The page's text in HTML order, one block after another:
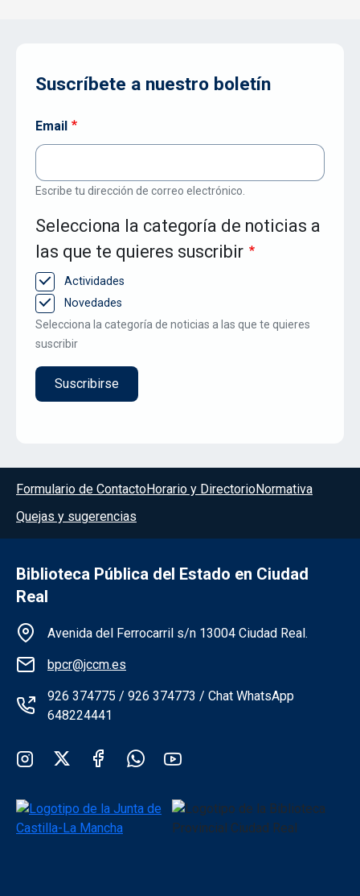
Suscríbete a nuestro boletín
Email
Escribe tu dirección de correo electrónico.
Selecciona la categoría de noticias a
las que te quieres suscribir
Actividades
Novedades
Selecciona la categoría de noticias a las que te quieres
suscribir
Menú del pie
Formulario de ContactoHorario y DirectorioNormativa
Quejas y sugerencias
Biblioteca Pública del Estado en Ciudad
Real
Información de la institución
Avenida del Ferrocarril s/n 13004 Ciudad Real.
bpcr@jccm.es
926 374775 / 926 374773 / Chat WhatsApp
648224441
Redes sociales institución